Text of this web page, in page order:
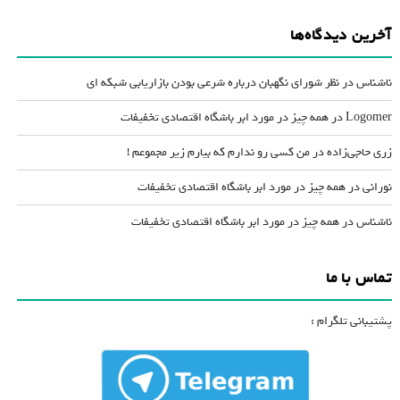
آخرین دیدگاه‌ها
ناشناسدرنظر شورای نگهبان درباره شرعی بودن بازاریابی شبکه ای
Logomerدرهمه چیز در مورد ابر باشگاه اقتصادی تخفیفات
زری حاجی‌زادهدرمن کسی رو ندارم که بیارم زیر مجموعم !
نورانیدرهمه چیز در مورد ابر باشگاه اقتصادی تخفیفات
ناشناسدرهمه چیز در مورد ابر باشگاه اقتصادی تخفیفات
تماس با ما
پشتیبانی تلگرام :